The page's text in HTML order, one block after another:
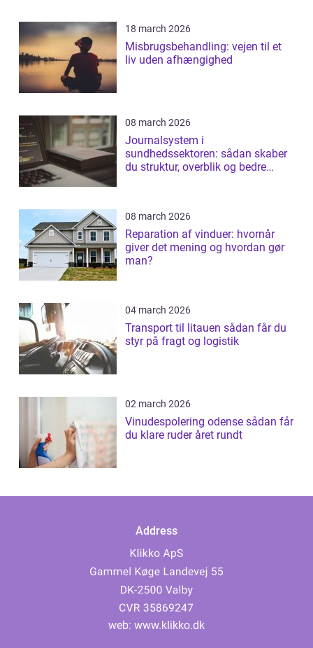
18 march 2026
Misbrugsbehandling: vejen til et
liv uden afhængighed
08 march 2026
Journalsystem i
sundhedssektoren: sådan skaber
du struktur, overblik og bedre
08 march 2026
Reparation af vinduer: hvornår
giver det mening og hvordan gør
man?
04 march 2026
Transport til litauen sådan får du
styr på fragt og logistik
02 march 2026
Vinudespolering odense sådan får
du klare ruder året rundt
Address
web: www.klikko.dk